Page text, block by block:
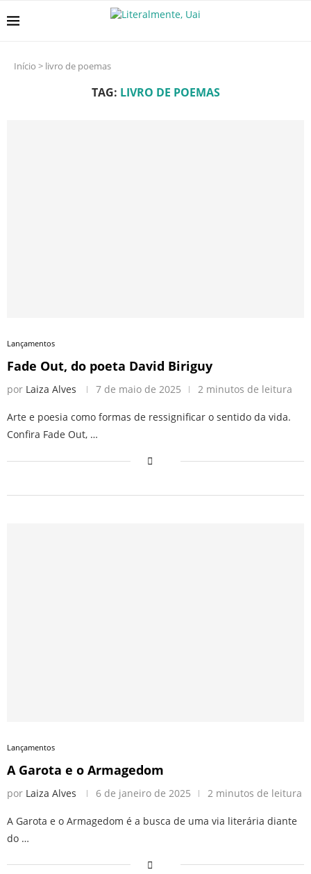
Início > livro de poemas
TAG: LIVRO DE POEMAS
Lançamentos
Fade Out, do poeta David Biriguy
por Laiza Alves 7 de maio de 2025 2 minutos de leitura
Arte e poesia como formas de ressignificar o sentido da vida.
Confira Fade Out, …
Lançamentos
A Garota e o Armagedom
por Laiza Alves 6 de janeiro de 2025 2 minutos de leitura
A Garota e o Armagedom é a busca de uma via literária diante
do …